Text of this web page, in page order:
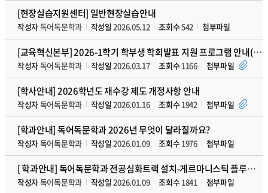
[현장실습지원센터] 일반현장실습안내
작성자독어독문학과 작성일2026.05.12 조회수542 첨부파일
[교육혁신본부] 2026-1학기 학부생 학회발표 지원 프로그램 안내(2026. 4. 1.
작성자독어독문학과 작성일2026.03.17 조회수1166 첨부파일
[학사안내] 2026학년도 재수강 제도 개정사항 안내
작성자독어독문학과 작성일2026.01.16 조회수1942 첨부파일
[학과안내] 독어독문학과 2026년 무엇이 달라질까요?
작성자독어독문학과 작성일2026.01.09 조회수1976 첨부파일
[ 학과안내] 독어독문학과 전공심화트랙 설치-게르마니스틱 플루스 트랙(Germanistik
작성자독어독문학과 작성일2026.01.09 조회수1841 첨부파일